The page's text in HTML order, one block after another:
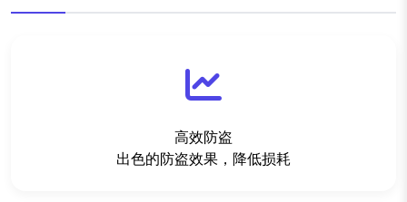
高效防盗
出色的防盗效果，降低损耗